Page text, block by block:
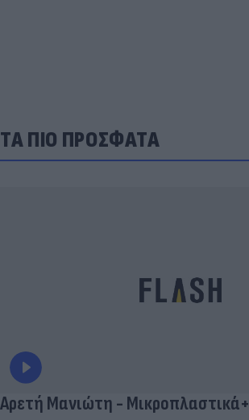
ΤΑ ΠΙΟ ΠΡΟΣΦΑΤΑ
Αρετή Μανιώτη - Μικροπλαστικά+